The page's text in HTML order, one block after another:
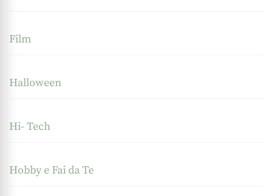
Film
Halloween
Hi- Tech
Hobby e Fai da Te